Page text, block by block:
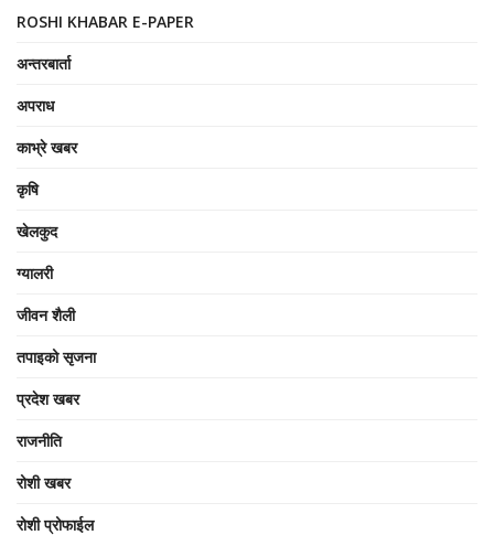
ROSHI KHABAR E-PAPER
अन्तरबार्ता
अपराध
काभ्रे खबर
कृषि
खेलकुद
ग्यालरी
जीवन शैली
तपाइको सृजना
प्रदेश खबर
राजनीति
रोशी खबर
रोशी प्रोफाईल